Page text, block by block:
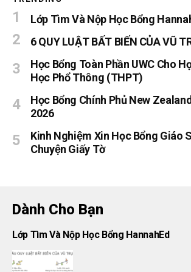
Lớp Tìm Và Nộp Học Bổng
6 QUY LUẬT BẤT BIẾN CỦA VŨ
Học Bổng Toàn Phần UWC Cho
Học Phổ Thông (THPT)
Học Bổng Chính Phủ New
2026
Kinh Nghiệm Xin Học Bổng Giáo
Chuyện Giấy Tờ
Dành Cho Bạn
Lớp Tìm Và Nộp Học Bổng HannahEd